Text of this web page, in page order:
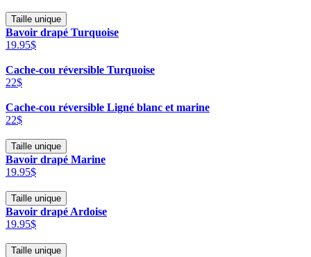
Taille unique
Bavoir drapé Turquoise
19.95$
Cache-cou réversible Turquoise
22$
Cache-cou réversible Ligné blanc et marine
22$
Taille unique
Bavoir drapé Marine
19.95$
Taille unique
Bavoir drapé Ardoise
19.95$
Taille unique